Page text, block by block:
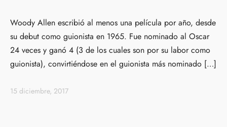
Woody Allen escribió al menos una película por año, desde
su debut como guionista en 1965. Fue nominado al Oscar
24 veces y ganó 4 (3 de los cuales son por su labor como
guionista), convirtiéndose en el guionista más nominado […]
15 diciembre, 2017